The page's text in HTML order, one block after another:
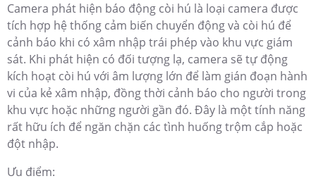
Camera phát hiện báo động còi hú là loại camera được
tích hợp hệ thống cảm biến chuyển động và còi hú để
cảnh báo khi có xâm nhập trái phép vào khu vực giám
sát. Khi phát hiện có đối tượng lạ, camera sẽ tự động
kích hoạt còi hú với âm lượng lớn để làm gián đoạn hành
vi của kẻ xâm nhập, đồng thời cảnh báo cho người trong
khu vực hoặc những người gần đó. Đây là một tính năng
rất hữu ích để ngăn chặn các tình huống trộm cắp hoặc
đột nhập.
Ưu điểm: